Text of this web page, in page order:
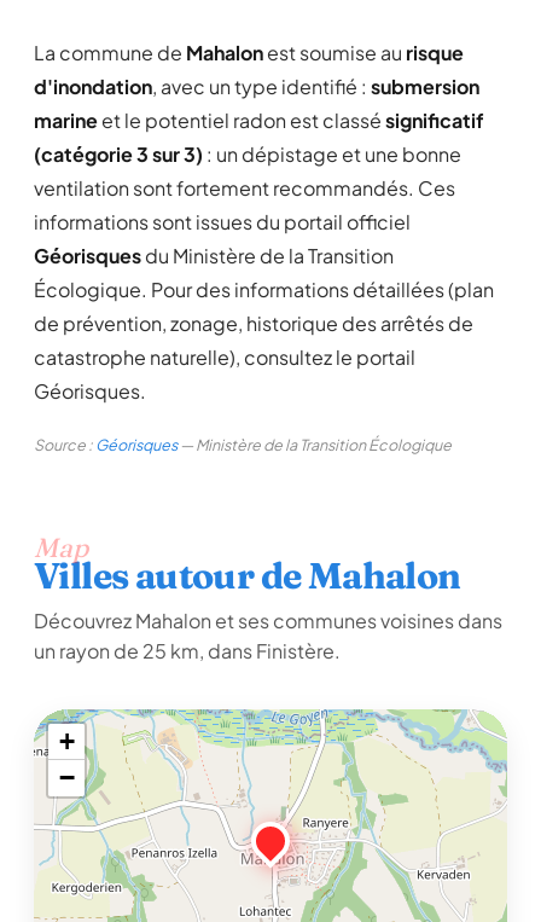
La commune de Mahalonest soumise au risque
d'inondation, avec un type identifié : submersion
marineet le potentiel radon est classésignificatif
(catégorie 3 sur 3) : un dépistage et une bonne
ventilation sont fortement recommandés. Ces
informations sont issues du portail officiel
Géorisquesdu Ministère de la Transition
Écologique. Pour des informations détaillées (plan
de prévention, zonage, historique des arrêtés de
catastrophe naturelle), consultez le portail
Géorisques.
Source :Géorisques— Ministère de la Transition Écologique
Map
Villes autour de Mahalon
Découvrez Mahalon et ses communes voisines dans
un rayon de 25 km, dans Finistère.
+
−